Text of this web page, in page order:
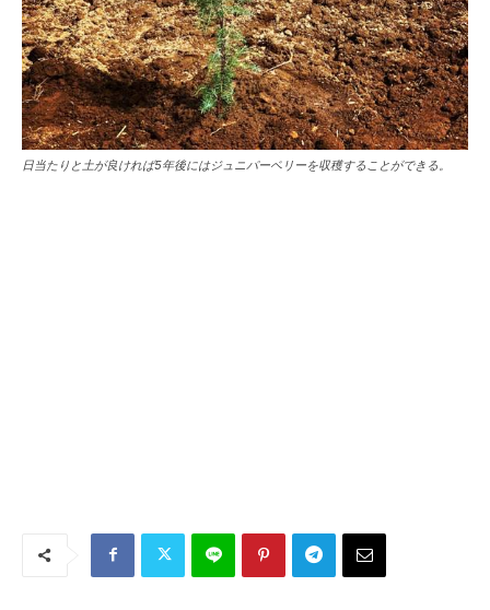
日当たりと土が良ければ5年後にはジュニパーベリーを収穫することができる。